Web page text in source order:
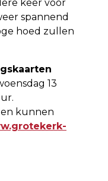
keer voor
spannend
hoed zullen
13
kunnen